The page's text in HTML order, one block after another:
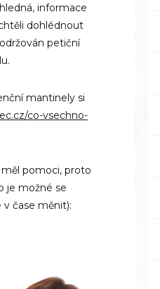
informace
dohlédnout
petiční
mantinely si
co-vsechno-
pomoci, proto
je možné se
čase měnit):